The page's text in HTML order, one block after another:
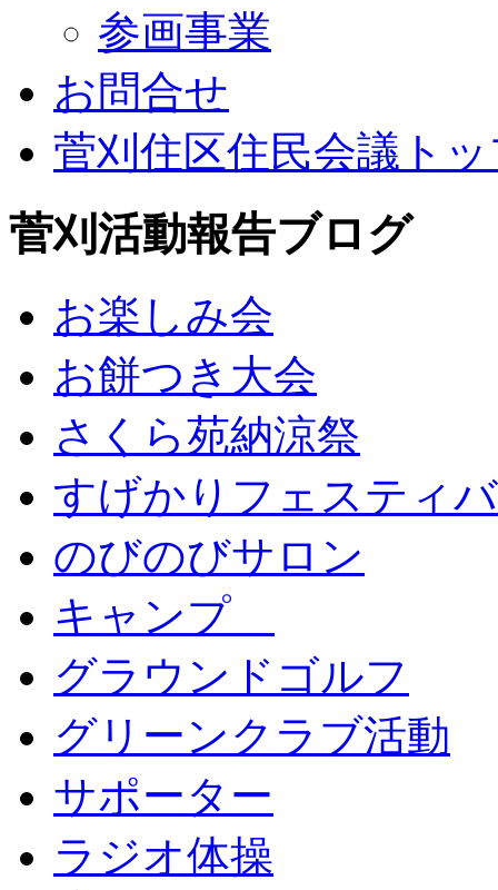
参画事業
お問合せ
菅刈住区住民会議ト
菅刈活動報告ブログ
お楽しみ会
お餅つき大会
さくら苑納涼祭
すげかりフェスティ
のびのびサロン
キャンプ
グラウンドゴルフ
グリーンクラブ活動
サポーター
ラジオ体操